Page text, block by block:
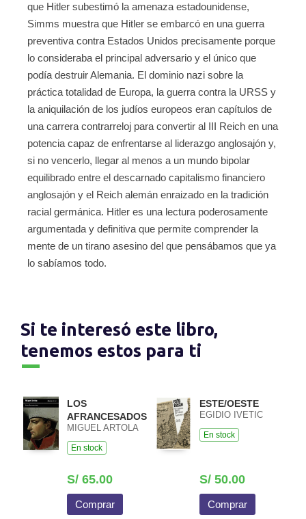
que Hitler subestimó la amenaza estadounidense,
Simms muestra que Hitler se embarcó en una guerra
preventiva contra Estados Unidos precisamente porque
lo consideraba el principal adversario y el único que
podía destruir Alemania. El dominio nazi sobre la
práctica totalidad de Europa, la guerra contra la URSS y
la aniquilación de los judíos europeos eran capítulos de
una carrera contrarreloj para convertir al III Reich en una
potencia capaz de enfrentarse al liderazgo anglosajón y,
si no vencerlo, llegar al menos a un mundo bipolar
equilibrado entre el descarnado capitalismo financiero
anglosajón y el Reich alemán enraizado en la tradición
racial germánica. Hitler es una lectura poderosamente
argumentada y definitiva que permite comprender la
mente de un tirano asesino del que pensábamos que ya
lo sabíamos todo.
Si te interesó este libro,
tenemos estos para ti
LOS
AFRANCESADOS
MIGUEL ARTOLA
En stock
S/ 65.00
Comprar
ESTE/OESTE
EGIDIO IVETIC
En stock
S/ 50.00
Comprar